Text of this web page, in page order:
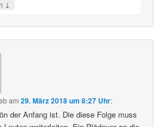
↓
am29. März 2018 um 8:27 Uhr:
der Anfang ist. Die diese Folge muss